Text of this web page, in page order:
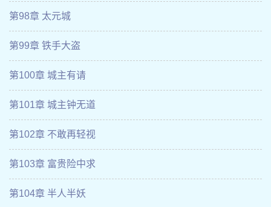
第98章 太元城
第99章 铁手大盗
第100章 城主有请
第101章 城主钟无道
第102章 不敢再轻视
第103章 富贵险中求
第104章 半人半妖